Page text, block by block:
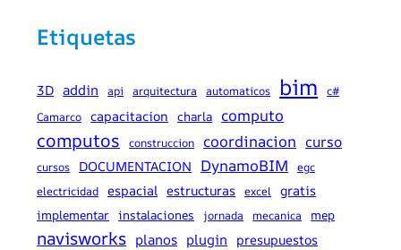
Etiquetas
3D addin api arquitectura automaticos bim
c#
Camarco capacitacion charla computo
computos construccion coordinacion curso
cursos DOCUMENTACION DynamoBIM
egc
electricidad espacial estructuras excel gratis
implementar instalaciones jornada mecanica mep
navisworks planos plugin presupuestos